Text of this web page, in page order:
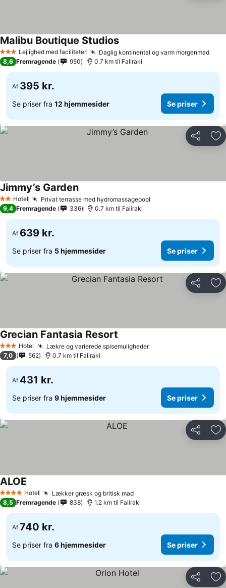
3 StjernerLejlighed med faciliteter Daglig kontinental og varm morgenmad
Malibu Boutique Studios
8,6 Fremragende 950 0.7 km til Faliraki
Af 395 kr.
Se priser fra 12 hjemmesider Se priser
Del
2 Stjerner
Hotel Privat terrasse med hydromassagepool
Jimmy’s Garden
9,4 Fremragende 336 0.7 km til Faliraki
Af 639 kr.
Se priser fra 5 hjemmesider Se priser
Del
3 StjernerHotel Lækre og varierede spisemuligheder
Grecian Fantasia Resort
7,0 562 0.7 km til Faliraki
Af 431 kr.
Se priser fra 9 hjemmesider Se priser
Del
4 StjernerHotel Lækker græsk og britisk mad
ALOE
8,5 Fremragende 838 1.2 km til Faliraki
Af 740 kr.
Se priser fra 6 hjemmesider Se priser
Del